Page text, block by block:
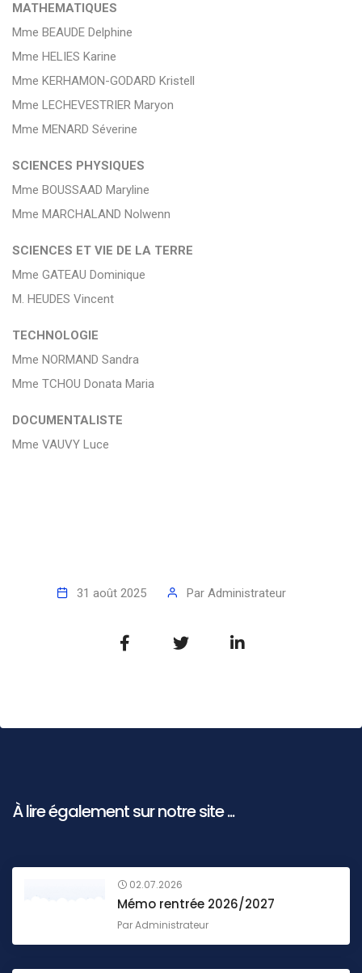
MATHEMATIQUES
Mme BEAUDE Delphine
Mme HELIES Karine
Mme KERHAMON-GODARD Kristell
Mme LECHEVESTRIER Maryon
Mme MENARD Séverine
SCIENCES PHYSIQUES
Mme BOUSSAAD Maryline
Mme MARCHALAND Nolwenn
SCIENCES ET VIE DE LA TERRE
Mme GATEAU Dominique
M. HEUDES Vincent
TECHNOLOGIE
Mme NORMAND Sandra
Mme TCHOU Donata Maria
DOCUMENTALISTE
Mme VAUVY Luce
31 août 2025 Par Administrateur
À lire également sur notre site ...
02.07.2026
Mémo rentrée 2026/2027
ParAdministrateur